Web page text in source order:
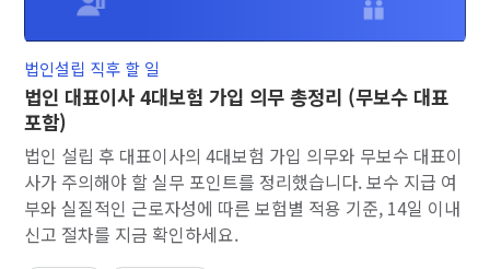
법인 대표이사 4대보험 가입 의무 총정리 (무보수 대표
포함)
법인 설립 후 대표이사의 4대보험 가입 의무와 무보수 대표이
사가 주의해야 할 실무 포인트를 정리했습니다. 보수 지급 여
부와 실질적인 근로자성에 따른 보험별 적용 기준, 14일 이내
신고 절차를 지금 확인하세요.
법인설립 직후 할 일